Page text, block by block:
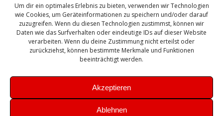
Um dir ein optimales Erlebnis zu bieten, verwenden wir Technologien
wie Cookies, um Geräteinformationen zu speichern und/oder darauf
zuzugreifen. Wenn du diesen Technologien zustimmst, können wir
Daten wie das Surfverhalten oder eindeutige IDs auf dieser Website
verarbeiten. Wenn du deine Zustimmung nicht erteilst oder
zurückziehst, können bestimmte Merkmale und Funktionen
beeinträchtigt werden.
Akzeptieren
Ablehnen
Sanierung SBS Security Server Sicherheit
Sicherung SIEM Sophos SSL Ubuntu
Update Upgrade UTM VCenter VCSA Veeam
VMWare VPN WAZUH Windows
Zertifikat